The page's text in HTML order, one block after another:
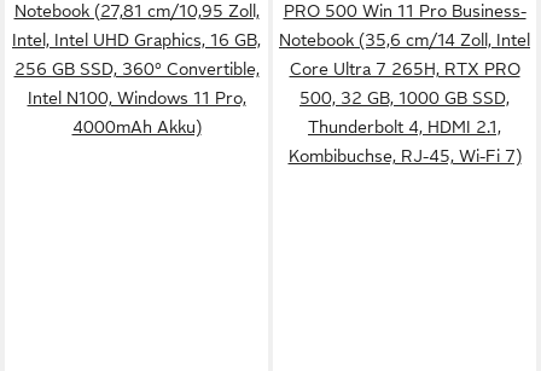
Notebook (27,81 cm/10,95 Zoll,
Intel, Intel UHD Graphics, 16 GB,
256 GB SSD, 360° Convertible,
Intel N100, Windows 11 Pro,
4000mAh Akku)
PRO 500 Win 11 Pro Business-
Notebook (35,6 cm/14 Zoll, Intel
Core Ultra 7 265H, RTX PRO
500, 32 GB, 1000 GB SSD,
Thunderbolt 4, HDMI 2.1,
Kombibuchse, RJ-45, Wi-Fi 7)